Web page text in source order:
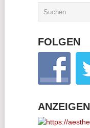
FOLGEN
ANZEIGEN